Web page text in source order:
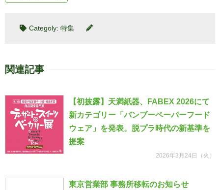
Categoly: 特集
関連記事
【初披露】天満紙器、FABEX 2026にて
新カテゴリー「バンブーペーパーフード
ウェア」を発表。脱プラ時代の新基準を
提案
2026年3月24日（火）
東京営業部 事務所移転のお知らせ